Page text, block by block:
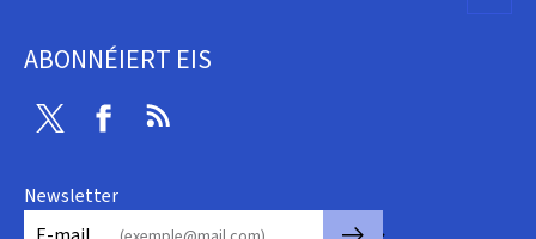
ABONNÉIERT EIS
Twitter Facebook
Newsletter